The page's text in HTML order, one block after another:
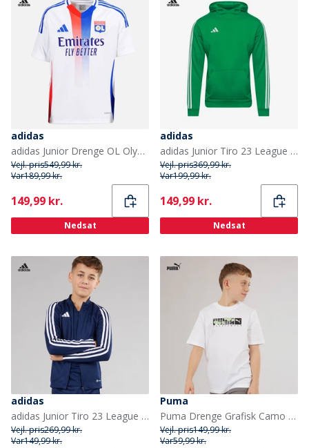
adidas
adidas Junior Drenge OL Olympique Lyon 24/25 hjemme trøje Hvid
Vejl. pris549,99 kr.
Var189,99 kr.
Current
149,99 kr.
Nedsat
adidas
adidas Junior Tiro 23 League Hættetrøje Team Green
Vejl. pris369,99 kr.
Var199,99 kr.
Current
149,99 kr.
Nedsat
adidas
adidas Junior Tiro 23 League Træningsjakke Team Navy Blue
Vejl. pris269,99 kr.
Var149,99 kr.
Puma
Puma Drenge Grafisk Camo T-shirt Puma White
Vejl. pris149,99 kr.
Var59,99 kr.